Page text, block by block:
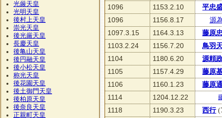
1096
1153.2.10
平忠
1096
1156.8.17
源
1097.3.15
1164.3.13
藤原
1103.2.24
1156.7.20
鳥羽
1104
1180.6.20
源頼
1105
1157.4.29
藤原
1106
1160.1.23
藤原
1114
1204.12.22
1118 1190.3.23 西行
光厳天皇
光明天皇
後村上天皇
崇光天皇
後光厳天皇
長慶天皇
後亀山天皇
後円融天皇
後小松天皇
称光天皇
後花園天皇
後土御門天皇
後柏原天皇
後奈良天皇
正親町天皇